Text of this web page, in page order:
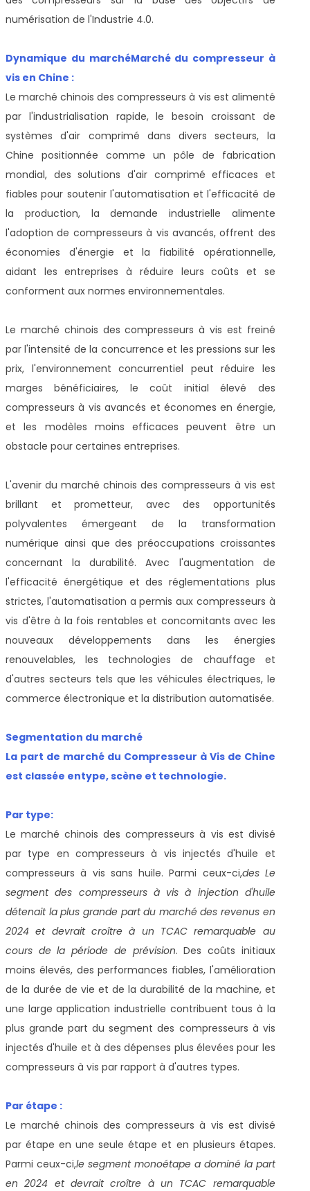
numérisation de l'Industrie 4.0.
Dynamique du marchéMarché du compresseur à
vis en Chine :
Le marché chinois des compresseurs à vis est alimenté
par l'industrialisation rapide, le besoin croissant de
systèmes d'air comprimé dans divers secteurs, la
Chine positionnée comme un pôle de fabrication
mondial, des solutions d'air comprimé efficaces et
fiables pour soutenir l'automatisation et l'efficacité de
la production, la demande industrielle alimente
l'adoption de compresseurs à vis avancés, offrent des
économies d'énergie et la fiabilité opérationnelle,
aidant les entreprises à réduire leurs coûts et se
conforment aux normes environnementales.
Le marché chinois des compresseurs à vis est freiné
par l'intensité de la concurrence et les pressions sur les
prix, l'environnement concurrentiel peut réduire les
marges bénéficiaires, le coût initial élevé des
compresseurs à vis avancés et économes en énergie,
et les modèles moins efficaces peuvent être un
obstacle pour certaines entreprises.
L'avenir du marché chinois des compresseurs à vis est
brillant et prometteur, avec des opportunités
polyvalentes émergeant de la transformation
numérique ainsi que des préoccupations croissantes
concernant la durabilité. Avec l'augmentation de
l'efficacité énergétique et des réglementations plus
strictes, l'automatisation a permis aux compresseurs à
vis d'être à la fois rentables et concomitants avec les
nouveaux développements dans les énergies
renouvelables, les technologies de chauffage et
d'autres secteurs tels que les véhicules électriques, le
commerce électronique et la distribution automatisée.
Segmentation du marché
La part de marché du Compresseur à Vis de Chine
est classée entype, scène et technologie.
Par type:
Le marché chinois des compresseurs à vis est divisé
par type en compresseurs à vis injectés d'huile et
compresseurs à vis sans huile. Parmi ceux-ci,des Le
segment des compresseurs à vis à injection d'huile
détenait la plus grande part du marché des revenus en
2024 et devrait croître à un TCAC remarquable au
cours de la période de prévision. Des coûts initiaux
moins élevés, des performances fiables, l'amélioration
de la durée de vie et de la durabilité de la machine, et
une large application industrielle contribuent tous à la
plus grande part du segment des compresseurs à vis
injectés d'huile et à des dépenses plus élevées pour les
compresseurs à vis par rapport à d'autres types.
Par étape :
Le marché chinois des compresseurs à vis est divisé
par étape en une seule étape et en plusieurs étapes.
Parmi ceux-ci,le segment monoétape a dominé la part
en 2024 et devrait croître à un TCAC remarquable